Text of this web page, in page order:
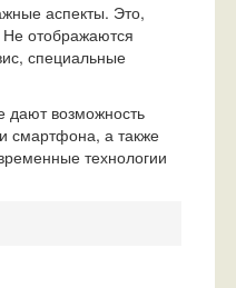
аспекты. Это,
Не отображаются
специальные
дают возможность
смартфона, а также
технологии